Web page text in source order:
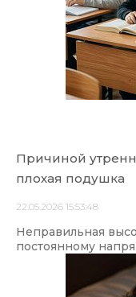
Причиной
плохая подушка
22.05.2026 15:53:48
Неправильная
постоянному